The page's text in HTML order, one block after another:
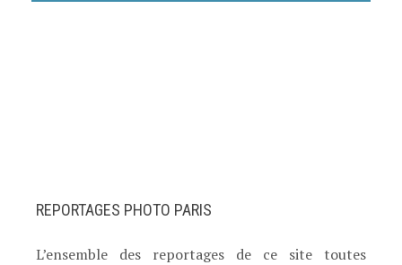
REPORTAGES PHOTO PARIS
L’ensemble des reportages de ce site toutes